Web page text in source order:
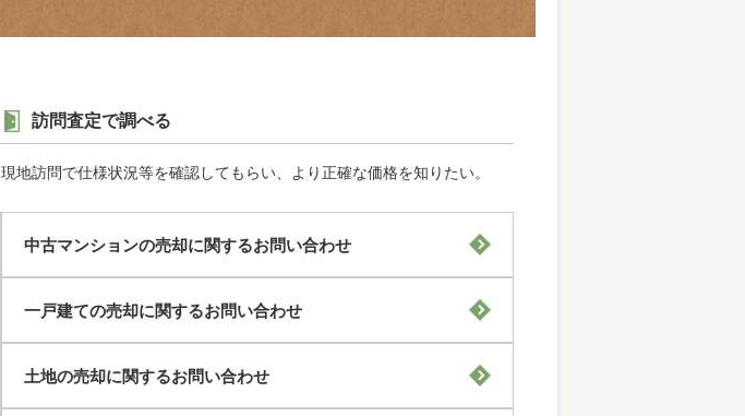
訪問査定で調べる
現地訪問で仕様状況等を確認してもらい、より正確な価格を知りたい。
中古マンションの売却に関するお問い合わせ
一戸建ての売却に関するお問い合わせ
土地の売却に関するお問い合わせ